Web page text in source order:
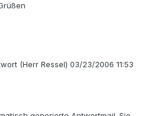
(Herr Ressel) 03/23/2006 11:53